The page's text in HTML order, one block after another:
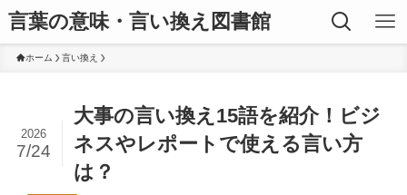
言葉の意味・言い換え図書館
ホーム 言い換え
大事の言い換え15語を紹介！ビジ
ネスやレポートで使える言い方
は？
2026
7/24